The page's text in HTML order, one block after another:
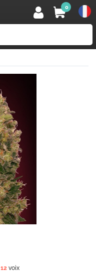
0
12 voix